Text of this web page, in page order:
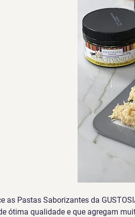
as Pastas Saborizantes da
ótima qualidade e que agregam